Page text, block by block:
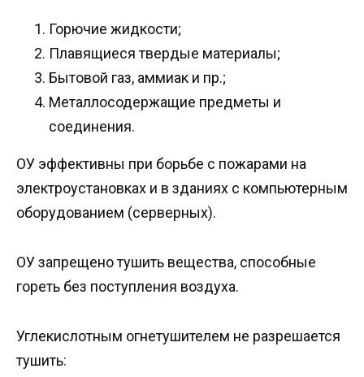
Горючие жидкости;
Плавящиеся твердые материалы;
Бытовой газ, аммиак и пр.;
Металлосодержащие предметы и
соединения.
ОУ эффективны при борьбе с пожарами на
электроустановках и в зданиях с компьютерным
оборудованием (серверных).
ОУ запрещено тушить вещества, способные
гореть без поступления воздуха.
Углекислотным огнетушителем не разрешается
тушить: